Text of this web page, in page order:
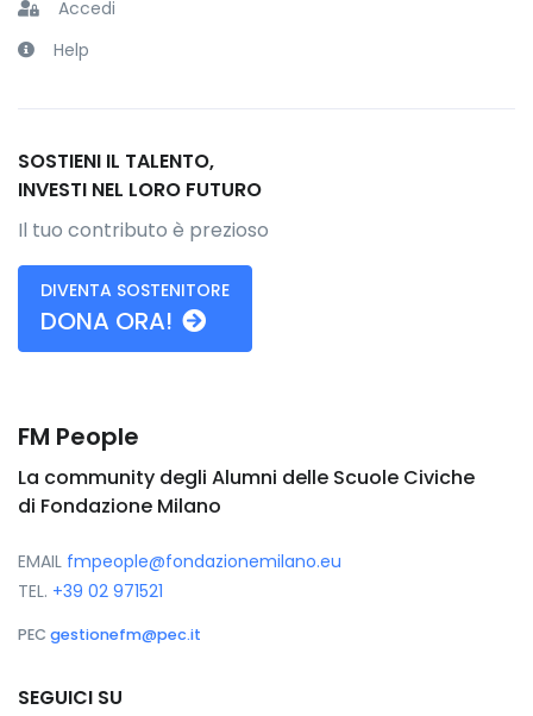
Accedi
Help
SOSTIENI IL TALENTO,
INVESTI NEL LORO FUTURO
Il tuo contributo è prezioso
DIVENTA SOSTENITORE
DONA ORA!
FM People
La community degli Alumni delle Scuole Civiche
di Fondazione Milano
EMAIL fmpeople@fondazionemilano.eu
TEL. +39 02 971521
PEC gestionefm@pec.it
SEGUICI SU